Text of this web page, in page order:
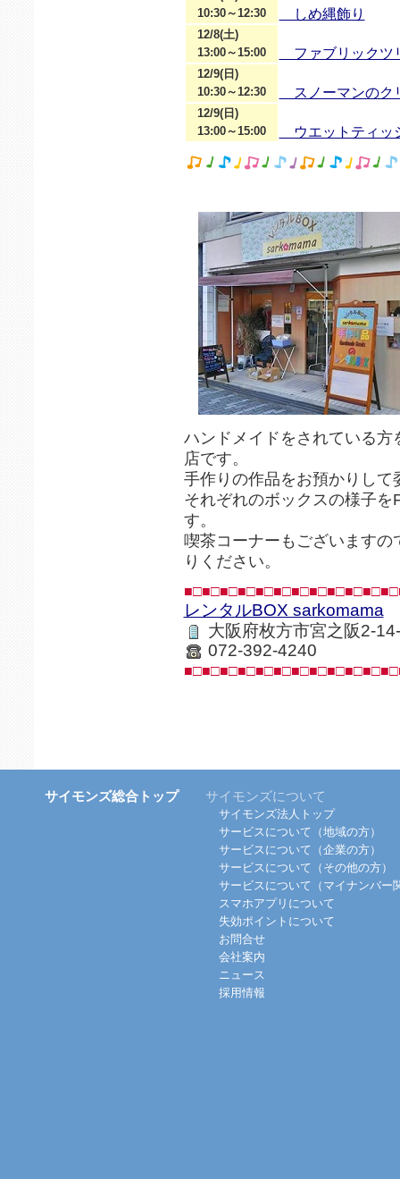
10:30～12:30
しめ縄飾り
12/8(土)
13:00～15:00
ファブリックツ
12/9(日)
10:30～12:30
スノーマンのク
12/9(日)
13:00～15:00
ウエットティッ
ハンドメイドをされている
店です。
手作りの作品をお預かりして
それぞれのボックスの様子
す。
喫茶コーナーもございます
りください。
レンタルBOX sarkomama
大阪府枚方市宮之阪2-
072-392-4240
サイモンズ総合トップ サイモンズについて
サイモンズ法人トップ
サービスについて（地域の方）
サービスについて（企業の方）
サービスについて（その他の方）
サービスについて（マイナンバー
スマホアプリについて
失効ポイントについて
お問合せ
会社案内
ニュース
採用情報